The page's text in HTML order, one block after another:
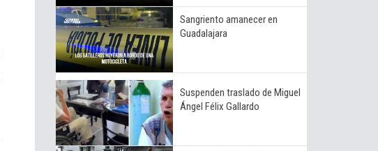
Sangriento amanecer en
Guadalajara
Suspenden traslado de Miguel
Ángel Félix Gallardo